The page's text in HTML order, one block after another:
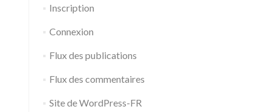
Inscription
Connexion
Flux des publications
Flux des commentaires
Site de WordPress-FR